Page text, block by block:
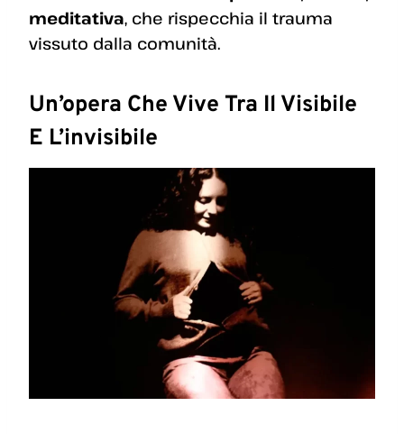
meditativa, che rispecchia il trauma
vissuto dalla comunità.
Un’opera Che Vive Tra Il Visibile
E L’invisibile